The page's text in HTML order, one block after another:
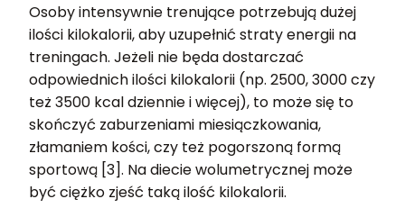
Osoby intensywnie trenujące potrzebują dużej
ilości kilokalorii, aby uzupełnić straty energii na
treningach. Jeżeli nie będa dostarczać
odpowiednich ilości kilokalorii (np. 2500, 3000 czy
też 3500 kcal dziennie i więcej), to może się to
skończyć zaburzeniami miesiączkowania,
złamaniem kości, czy też pogorszoną formą
sportową [3]. Na diecie wolumetrycznej może
być ciężko zjeść taką ilość kilokalorii.